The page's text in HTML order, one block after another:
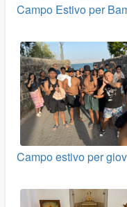
Campo Estivo per
Campo estivo per